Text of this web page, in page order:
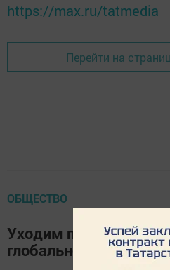
https://max.ru/tatmedia
Перейти на
ОБЩЕСТВО
Уходим под воду: к
глобальное